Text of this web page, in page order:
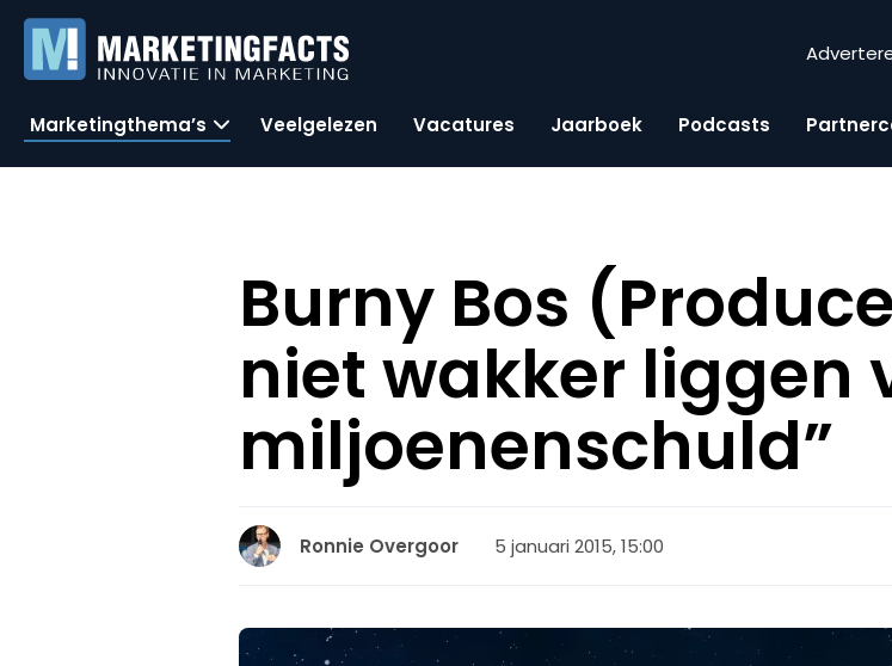
Marketingthema’s Veelgelezen Vacatures Jaarboek Podcasts
Burny Bos
niet wakker liggen
miljoenenschuld”
Ronnie Overgoor 5 januari 2015, 15:00